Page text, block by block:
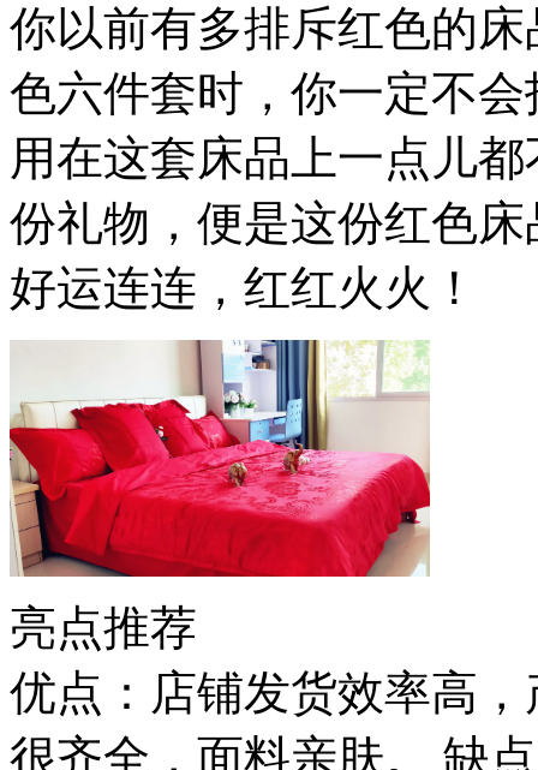
你以前有多排斥红色的
色六件套时，你一定不
用在这套床品上一点儿
份礼物，便是这份红色
好运连连，红红火火！
亮点推荐
优点：店铺发货效率高
很齐全，面料亲肤。 缺